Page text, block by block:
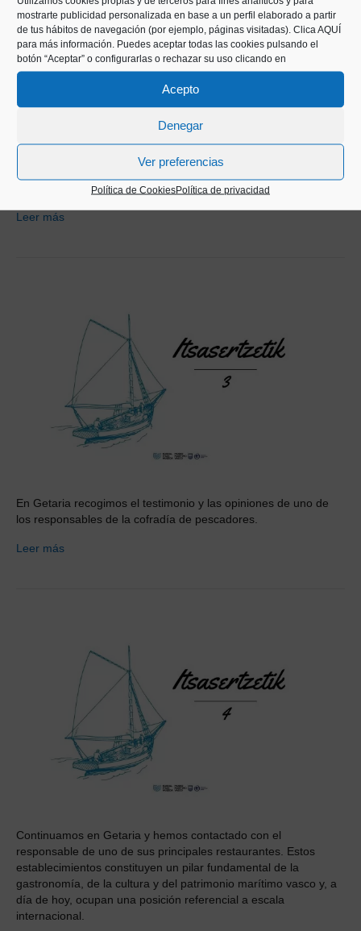
mostrarte publicidad personalizada en base a un perfil elaborado a partir
de tus hábitos de navegación (por ejemplo, páginas visitadas). Clica AQUÍ
para más información. Puedes aceptar todas las cookies pulsando el
botón “Aceptar” o configurarlas o rechazar su uso clicando en
Acepto
Denegar
Ver preferencias
Política de CookiesPolítica de privacidad
Hemos acudido al Mercado de la Bretxa para recoger los
testimonios y reflexiones aportados por un vendedor de
pescado en relación a los efectos de esta crisis.
Leer más
En Getaria recogimos el testimonio y las opiniones de uno de
los responsables de la cofradía de pescadores.
Leer más
Continuamos en Getaria y hemos contactado con el
responsable de uno de sus principales restaurantes. Estos
establecimientos constituyen un pilar fundamental de la
gastronomía, de la cultura y del patrimonio marítimo vasco y, a
día de hoy, ocupan una posición referencial a escala
internacional.